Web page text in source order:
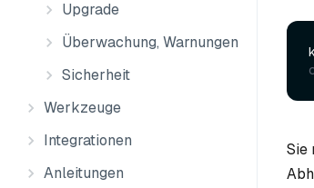
Upgrade
Überwachung, Warnungen und
Sicherheit
Werkzeuge
Integrationen
Anleitungen
Sie